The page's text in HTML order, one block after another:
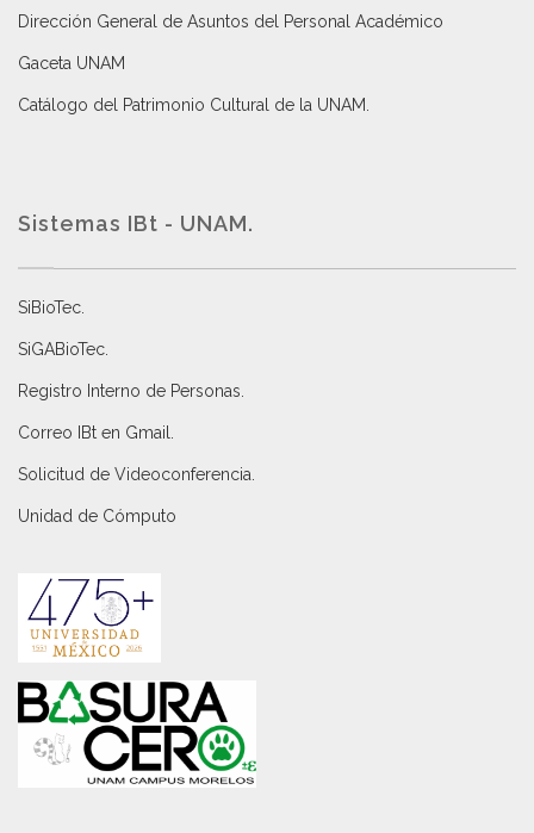
Dirección General de Asuntos del Personal Académico
Gaceta UNAM
Catálogo del Patrimonio Cultural de la UNAM.
Sistemas IBt - UNAM.
SiBioTec
SiGABioTec.
Registro Interno de Personas
Correo IBt en Gmail
Solicitud de Videoconferencia.
Unidad de Cómputo